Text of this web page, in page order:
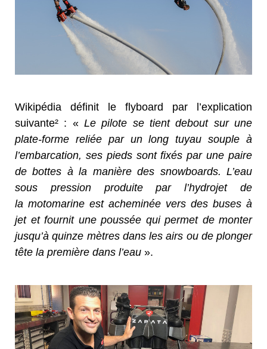
Wikipédia définit le flyboard par l’explication
suivante² : « Le pilote se tient debout sur une
plate-forme reliée par un long tuyau souple à
l’embarcation, ses pieds sont fixés par une paire
de bottes à la manière des snowboards. L’eau
sous pression produite par l’hydrojet de
la motomarine est acheminée vers des buses à
jet et fournit une poussée qui permet de monter
jusqu’à quinze mètres dans les airs ou de plonger
tête la première dans l’eau ».